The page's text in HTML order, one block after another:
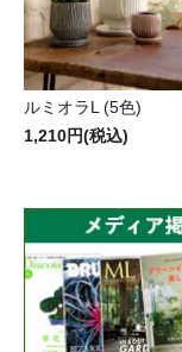
ルミオラL (5色)
1,210円(税込)